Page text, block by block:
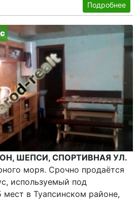
Подробнее
ШЕПСИ, СПОРТИВНАЯ УЛ.
моря. Срочно продаётся
используемый под
мест в Туапсинском районе,